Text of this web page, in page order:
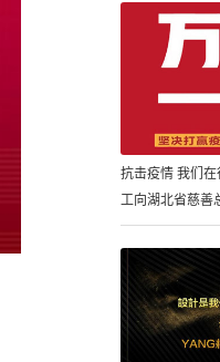
抗击疫情 我们
工向湖北省慈善